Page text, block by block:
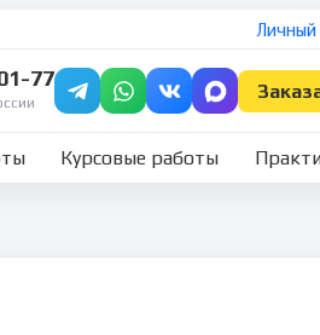
Личный
77
Курсовые работы